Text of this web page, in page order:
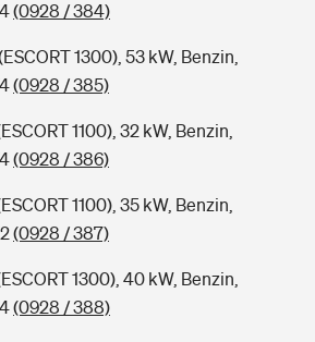
(0928 / 384)
1300), 53 kW, Benzin,
(0928 / 385)
1100), 32 kW, Benzin,
(0928 / 386)
1100), 35 kW, Benzin,
(0928 / 387)
1300), 40 kW, Benzin,
(0928 / 388)